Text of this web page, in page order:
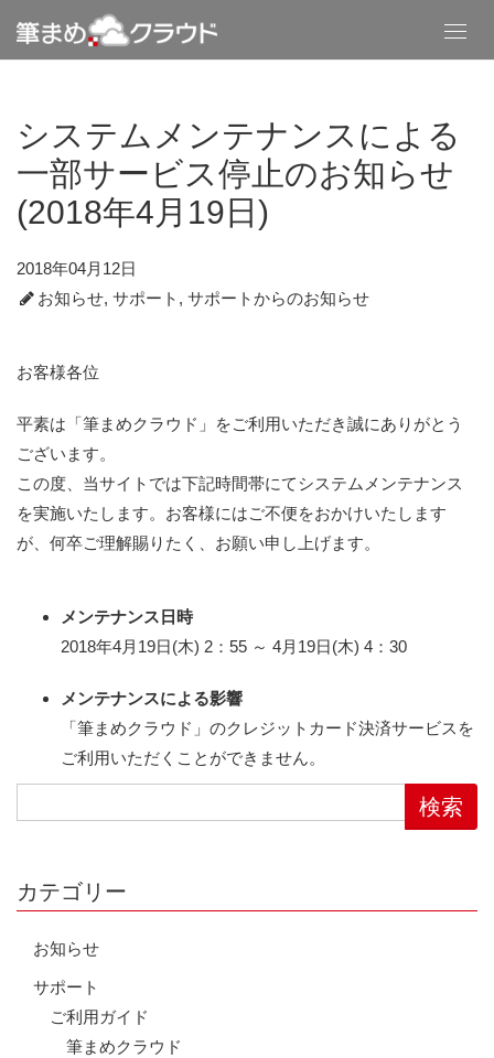
システムメンテナンスによる
一部サービス停止のお知らせ
(2018年4月19日)
2018年04月12日
お知らせ,サポート ,サポートからのお知らせ
お客様各位
平素は「筆まめクラウド」をご利用いただき誠にありがとう
ございます。
この度、当サイトでは下記時間帯にてシステムメンテナンス
を実施いたします。お客様にはご不便をおかけいたします
が、何卒ご理解賜りたく、お願い申し上げます。
メンテナンス日時
2018年4月19日(木) 2：55 ～ 4月19日(木) 4：30
メンテナンスによる影響
「筆まめクラウド」のクレジットカード決済サービスを
ご利用いただくことができません。
カテゴリー
お知らせ
サポート
ご利用ガイド
筆まめクラウド